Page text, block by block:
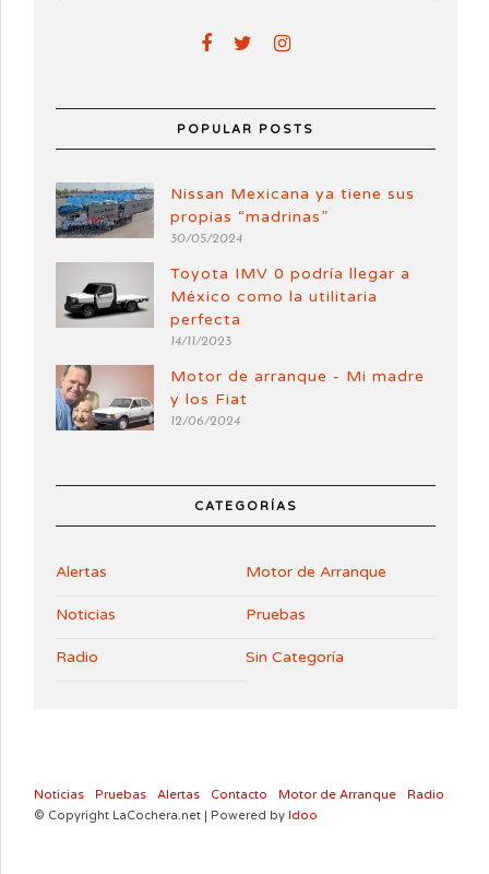
POPULAR POSTS
Nissan Mexicana ya tiene sus
propias “madrinas”
30/05/2024
Toyota IMV 0 podría llegar a
México como la utilitaria
perfecta
14/11/2023
Motor de arranque - Mi madre
y los Fiat
12/06/2024
CATEGORÍAS
Alertas Motor de Arranque
Noticias Pruebas
Radio Sin Categoría
Noticias Pruebas Alertas Contacto Motor de Arranque
Radio
© Copyright LaCochera.net | Powered by Idoo